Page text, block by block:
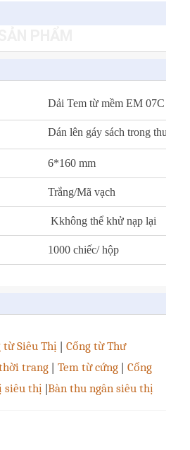
Dải Tem từ mềm EM 07C
Dán lên gáy sách trong thư viện
6*160 mm
Trắng/Mã vạch
Kkhông thể khử nạp lại
1000 chiếc/ hộp
từ Siêu Thị | Cổng từ Thư
trang | Tem từ cứng | Cổng
siêu thị |Bàn thu ngân siêu thị